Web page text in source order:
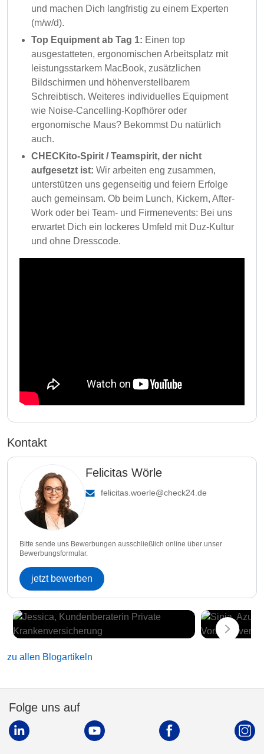
und machen Dich langfristig zu einem Experten
(m/w/d).
Top Equipment ab Tag 1: Einen top
ausgestatteten, ergonomischen Arbeitsplatz mit
leistungsstarkem MacBook, zusätzlichen
Bildschirmen und höhenverstellbarem
Schreibtisch. Weiteres individuelles Equipment
wie Noise-Cancelling-Kopfhörer oder
ergonomische Maus? Bekommst Du natürlich
auch.
CHECKito-Spirit / Teamspirit, der nicht
aufgesetzt ist: Wir arbeiten eng zusammen,
unterstützen uns gegenseitig und feiern Erfolge
auch gemeinsam. Ob beim Lunch, Kickern, After-
Work oder bei Team- und Firmenevents: Bei uns
erwartet Dich ein lockeres Umfeld mit Duz-Kultur
und ohne Dresscode.
Kontakt
Felicitas Wörle
felicitas.woerle@check24.de
Bitte sende uns Bewerbungen ausschließlich online über unser
Bewerbungsformular.
jetzt bewerben
zu allen Blogartikeln
Folge uns auf